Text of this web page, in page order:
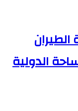
الدولية